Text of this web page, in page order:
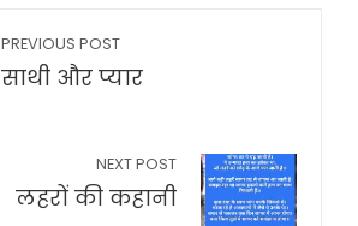
PREVIOUS POST
साथी और प्यार
NEXT POST
लहरों की कहानी